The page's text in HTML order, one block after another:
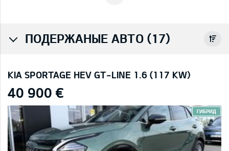
ПОДЕРЖАНЫЕ АВТО (17)
KIA SPORTAGE HEV GT-LINE 1.6 (117 KW)
40 900 €
ГИБРИД